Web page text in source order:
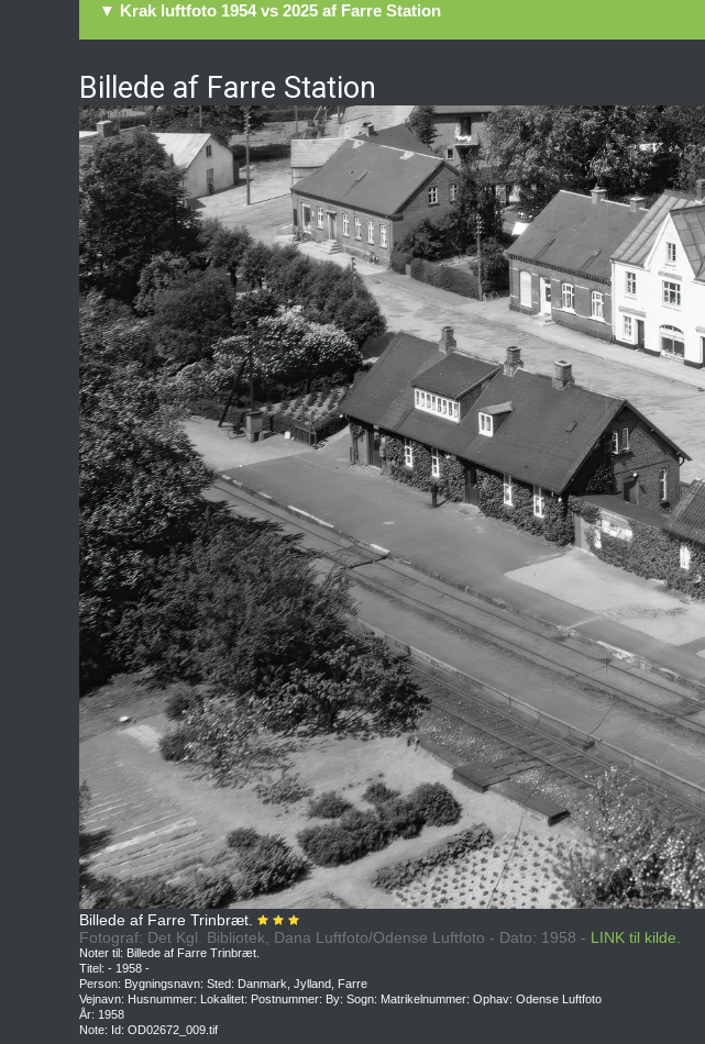
▼ Krak luftfoto 1954 vs 2025 af Farre Station
Billede af Farre Station
Billede af Farre Trinbræt.
Fotograf: Det Kgl. Bibliotek, Dana Luftfoto/Odense Luftfoto - Dato: 1958 - LINK til kilde.
Noter til: Billede af Farre Trinbræt.
Titel: - 1958 -
Person: Bygningsnavn: Sted: Danmark, Jylland, Farre
Vejnavn: Husnummer: Lokalitet: Postnummer: By: Sogn: Matrikelnummer: Ophav: Odense Luftfoto
År: 1958
Note: Id: OD02672_009.tif